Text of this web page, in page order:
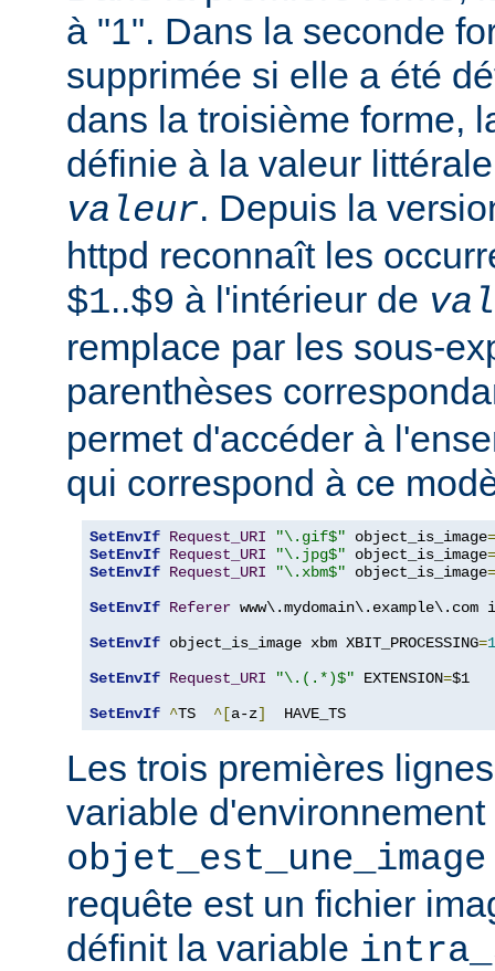
à "1". Dans la seconde
supprimée si elle a été
dans la troisième forme,
définie à la valeur
valeur. Depuis la
httpd reconnaît les
$1..$9 à l'intérieur de
remplace par les sous-
parenthèses
permet d'accéder à
qui correspond à ce
SetEnvIf Request_URI "\.gif$" object_is_image=
SetEnvIf Request_URI "\.jpg$" object_is_image=
SetEnvIf Request_URI "\.xbm$" object_is_image=
SetEnvIf Referer
SetEnvIf object_is_image xbm XBIT_PROCESSING=1
SetEnvIf Request_URI "\.(.*)$" EXTENSION=$1
SetEnvIf ^TS ^[a-z]
  HAVE_TS
Les trois premières
variable d'environnement
objet_est_une_image
requête est un fichier
définit la variable